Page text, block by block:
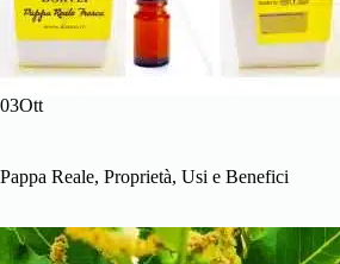
03Ott
Pappa Reale, Proprietà, Usi e Benefici